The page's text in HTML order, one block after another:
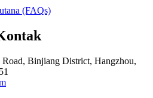
(FAQs)
Binjiang District, Hangzhou,